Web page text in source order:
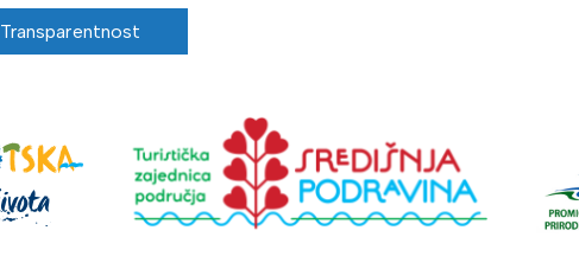
Transparentnost